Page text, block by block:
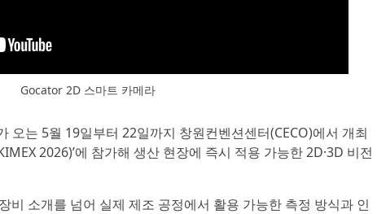
Gocator 2D 스마트 카메라
오는 5월 19일부터 22일까지 창원컨벤션센터(CECO)에서 개최
2026)’에 참가해 생산 현장에 즉시 적용 가능한 2D·3D 비전
비 소개를 넘어 실제 제조 공정에서 활용 가능한 측정 방식과 인